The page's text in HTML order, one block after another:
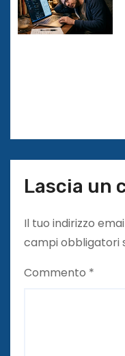
o
Lascia un
Il tuo indirizzo
campi obbligatori
Commento *